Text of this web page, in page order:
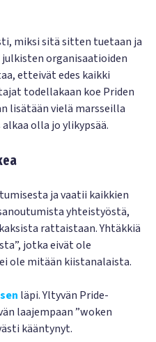
miksi sitä sitten tuetaan ja
organisaatioiden
etteivät edes kaikki
todellakaan koe Priden
lisätään vielä marsseilla
olla jo ylikypsää.
ja vaatii kaikkien
yhteistyöstä,
rattaistaan. Yhtäkkiä
jotka eivät ole
ole mitään kiistanalaista.
läpi. Yltyvän Pride-
laajempaan ”woken
kääntynyt.